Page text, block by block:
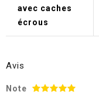
avec caches
écrous
Avis
Note